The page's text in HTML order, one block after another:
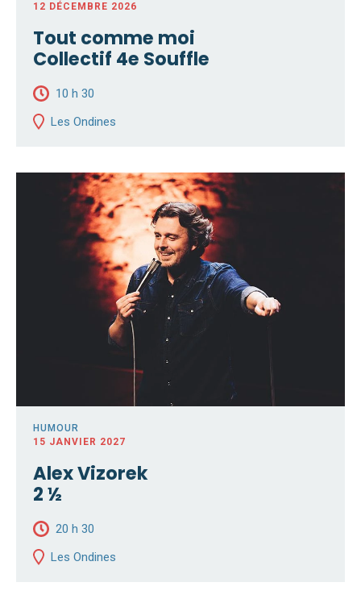
12 DÉCEMBRE 2026
Tout comme moi
Collectif 4e Souffle
10 h 30
Les Ondines
HUMOUR
15 JANVIER 2027
Alex Vizorek
2 ½
20 h 30
Les Ondines